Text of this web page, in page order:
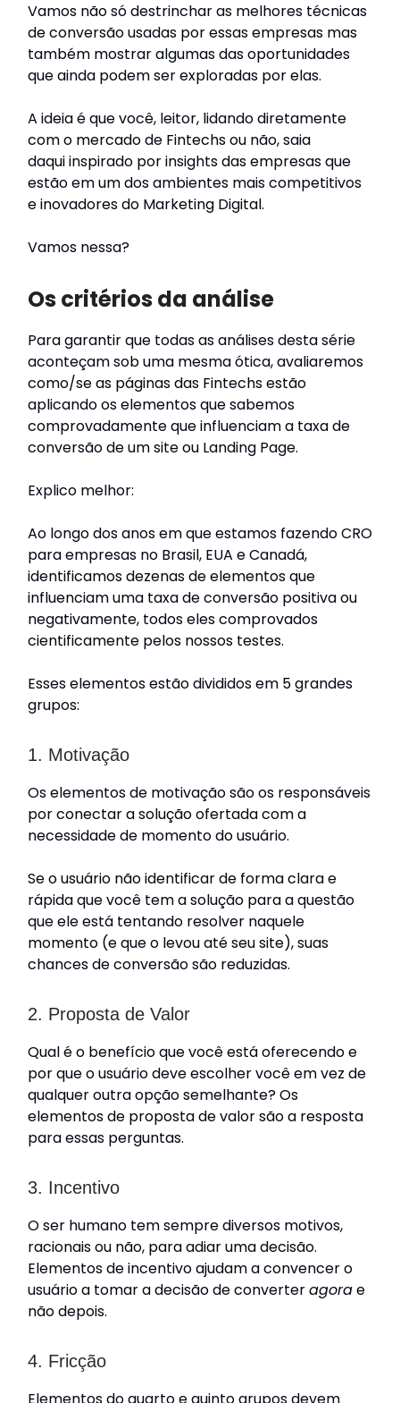
Vamos não só destrinchar as melhores técnicas
de conversão usadas por essas empresas mas
também mostrar algumas das oportunidades
que ainda podem ser exploradas por elas.
A ideia é que você, leitor, lidando diretamente
com o mercado de Fintechs ou não, saia
daqui inspirado por insights das empresas que
estão em um dos ambientes mais competitivos
e inovadores do Marketing Digital.
Vamos nessa?
Os critérios da análise
Para garantir que todas as análises desta série
aconteçam sob uma mesma ótica, avaliaremos
como/se as páginas das Fintechs estão
aplicando os elementos que sabemos
comprovadamente que influenciam a taxa de
conversão de um site ou Landing Page.
Explico melhor:
Ao longo dos anos em que estamos fazendo CRO
para empresas no Brasil, EUA e Canadá,
identificamos dezenas de elementos que
influenciam uma taxa de conversão positiva ou
negativamente, todos eles comprovados
cientificamente pelos nossos testes.
Esses elementos estão divididos em 5 grandes
grupos:
1. Motivação
Os elementos de motivação são os responsáveis
por conectar a solução ofertada com a
necessidade de momento do usuário.
Se o usuário não identificar de forma clara e
rápida que você tem a solução para a questão
que ele está tentando resolver naquele
momento (e que o levou até seu site), suas
chances de conversão são reduzidas.
2. Proposta de Valor
Qual é o benefício que você está oferecendo e
por que o usuário deve escolher você em vez de
qualquer outra opção semelhante? Os
elementos de proposta de valor são a resposta
para essas perguntas.
3. Incentivo
O ser humano tem sempre diversos motivos,
racionais ou não, para adiar uma decisão.
Elementos de incentivo ajudam a convencer o
usuário a tomar a decisão de converteragorae
não depois.
4. Fricção